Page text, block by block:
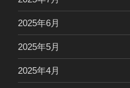
2025年6月
2025年5月
2025年4月